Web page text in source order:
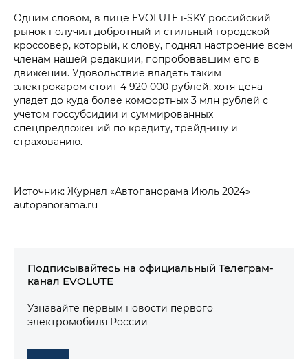
Одним словом, в лице EVOLUTE i‑SKY российский
рынок получил добротный и стильный городской
кроссовер, который, к слову, поднял настроение всем
членам нашей редакции, попробовавшим его в
движении. Удовольствие владеть таким
электрокаром стоит 4 920 000 рублей, хотя цена
упадет до куда более комфортных 3 млн рублей с
учетом госсубсидии и суммированных
спецпредложений по кредиту, трейд-ину и
страхованию.
Источник: Журнал «Автопанорама Июль 2024»
autopanorama.ru
Подписывайтесь на официальный Телеграм-
канал EVOLUTE
Узнавайте первым новости первого
электромобиля России